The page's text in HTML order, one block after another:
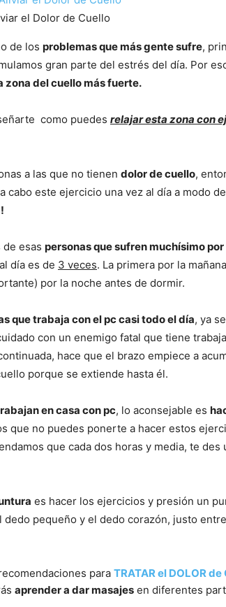
el Dolor de Cuello
de los problemas que más gente sufre,
gran parte del estrés del día. Por
zona del cuello más fuerte.
como puedes relajar esta zona con
a las que no tienen dolor de cuello,
cabo este ejercicio una vez al día a modo
esas personas que sufren muchísimo
día es de 3 veces. La primera por la
por la noche antes de dormir.
que trabaja con el pc casi todo el día, ya
con un enemigo fatal que tiene
hace que el brazo empiece a
porque se extiende hasta él.
en casa con pc, lo aconsejable es
que no puedes ponerte a hacer estos
que cada dos horas y media, te des
es hacer los ejercicios y presión un
dedo pequeño y el dedo corazón, justo
para TRATAR el DOLOR
aprender a dar masajes en diferentes